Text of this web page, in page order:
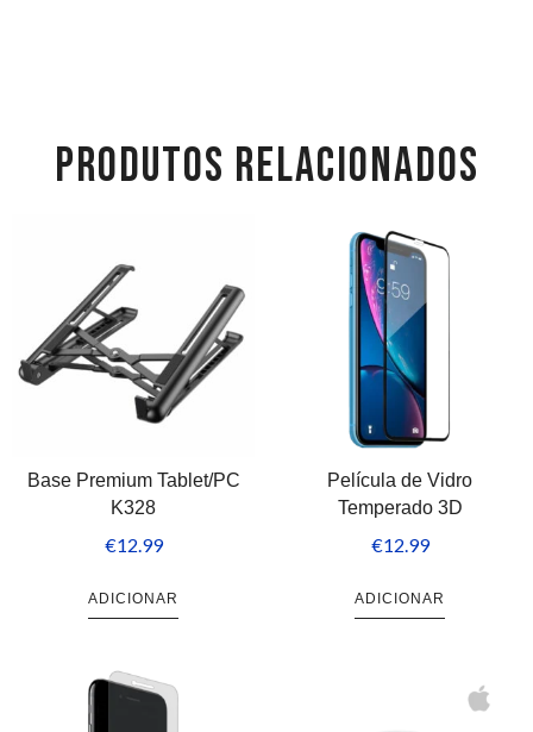
PRODUTOS RELACIONADOS
Base Premium Tablet/PC
K328
€12.99
ADICIONAR
Película de Vidro
Temperado 3D
€12.99
ADICIONAR